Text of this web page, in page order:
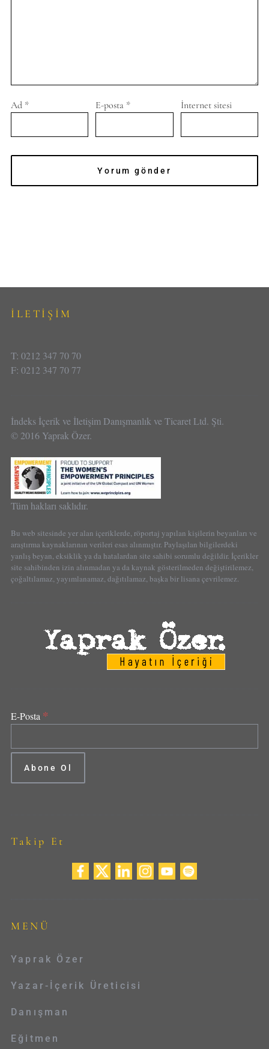
Ad * E-posta * İnternet sitesi
İLETİŞİM
T: 0212 347 70 70
F: 0212 347 70 77
İndeks İçerik ve İletişim Danışmanlık ve Ticaret Ltd. Şti.
© 2016 Yaprak Özer.
Tüm hakları saklıdır.
Bu web sitesinde yer alan içeriklerde, röportaj yapılan kişilerin beyanları ve
araştırma kaynaklarının verileri esas alınmıştır. Paylaşılan bilgilerdeki
yanlış beyan, eksiklik ya da hatalardan site sahibi sorumlu değildir. İçerikler
site sahibinden izin alınmadan ya da kaynak gösterilmeden değiştirilemez,
çoğaltılamaz, yayımlanamaz, dağıtılamaz, başka bir lisana çevrilemez.
E-Posta *
Takip Et
MENÜ
Yaprak Özer
Yazar-İçerik Üreticisi
Danışman
Eğitmen